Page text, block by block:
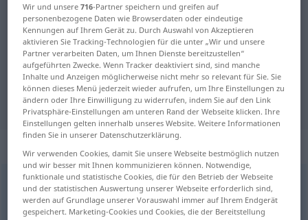
Deutsch-Polnisch Übersetzung für
"Strafmandat"
"Strafmandat" Polnisch
Übersetzung
„Strafmandat“ : Neutrum, sächlich
Strafmandatn
Übersicht aller Übersetzungen
Wir und unsere716-Partner speichern und greifen auf
personenbezogene Daten wie Browserdaten oder eindeutige
Kennungen auf Ihrem Gerät zu. Durch Auswahl von Akzeptieren
aktivieren Sie Tracking-Technologien für die unter „Wir und unsere
Partner verarbeiten Daten, um Ihnen Dienste bereitzustellen“
aufgeführten Zwecke. Wenn Tracker deaktiviert sind, sind manche
Inhalte und Anzeigen möglicherweise nicht mehr so relevant für Sie. Sie
können dieses Menü jederzeit wieder aufrufen, um Ihre Einstellungen zu
ändern oder Ihre Einwilligung zu widerrufen, indem Sie auf den Link
Privatsphäre-Einstellungen am unteren Rand der Webseite klicken. Ihre
Einstellungen gelten innerhalb unseres Website. Weitere Informationen
finden Sie in unserer Datenschutzerklärung.
Wir verwenden Cookies, damit Sie unsere Webseite bestmöglich nutzen
und wir besser mit Ihnen kommunizieren können. Notwendige,
funktionale und statistische Cookies, die für den Betrieb der Webseite
und der statistischen Auswertung unserer Webseite erforderlich sind,
werden auf Grundlage unserer Vorauswahl immer auf Ihrem Endgerät
gespeichert. Marketing-Cookies und Cookies, die der Bereitstellung